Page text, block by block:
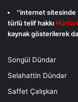
''internet sitesinde
türlü telif hakkı
kaynak gösterilerek
Songül Dündar
Selahattin Dündar
Saffet Çalışkan